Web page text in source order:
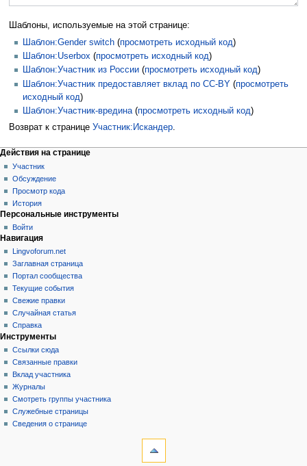
Шаблоны, используемые на этой странице:
Шаблон:Gender switch (просмотреть исходный код)
Шаблон:Userbox (просмотреть исходный код)
Шаблон:Участник из России (просмотреть исходный код)
Шаблон:Участник предоставляет вклад по CC-BY (просмотреть
исходный код)
Шаблон:Участник-вредина(просмотреть исходный код)
Возврат к странице Участник:Искандер.
Действия на странице
Участник
Обсуждение
Просмотр кода
История
Персональные инструменты
Войти
Навигация
Lingvoforum.net
Заглавная страница
Портал сообщества
Текущие события
Свежие правки
Случайная статья
Справка
Инструменты
Ссылки сюда
Связанные правки
Вклад участника
Журналы
Смотреть группы участника
Служебные страницы
Сведения о странице